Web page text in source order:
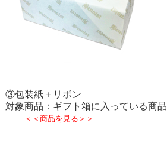
③包装紙＋リボン
対象商品：ギフト箱に入っている商品
＜＜商品を見る＞＞